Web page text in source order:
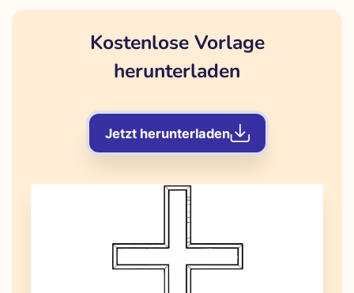
Kostenlose Vorlage
herunterladen
Jetzt herunterladen